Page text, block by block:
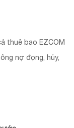
thuê bao EZCOM
nợ đọng, hủy,